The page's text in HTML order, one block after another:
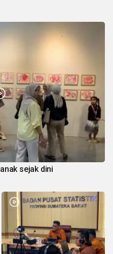
sejak dini